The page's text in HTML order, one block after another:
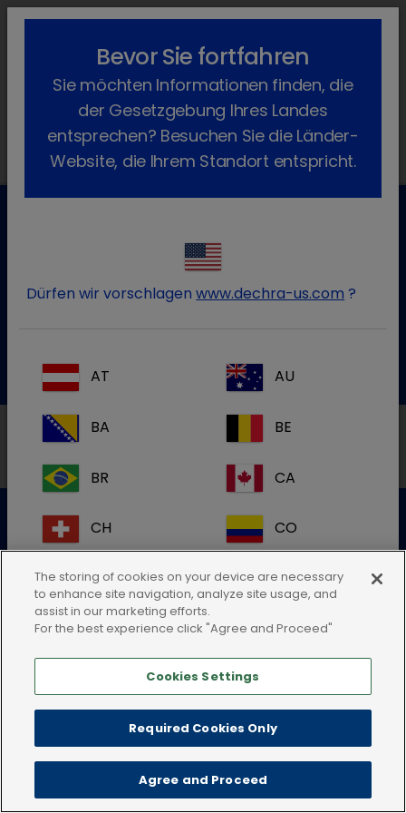
lock_outline search menu
Denticur
Kundenservice für Tierarztpraxen
Kontaktieren Sie unseren Kundenservice.
Tel.:+49 7525 / 2050
Cookie-Richtlinie
Impressum
Bevor Sie fortfahren
Sie möchten Informationen finden, die
der Gesetzgebung Ihres Landes
entsprechen? Besuchen Sie die Länder-
Website, die Ihrem Standort entspricht.
Dürfen wir vorschlagenwww.dechra-us.com ?
AT AU
BA BE
BR CA
CH CO
CR DK
ES FI
IE
The storing of cookies on your device are necessary
to enhance site navigation, analyze site usage, and
assist in our marketing efforts.
For the best experience click "Agree and Proceed"
Cookies Settings
Required Cookies Only
Agree and Proceed